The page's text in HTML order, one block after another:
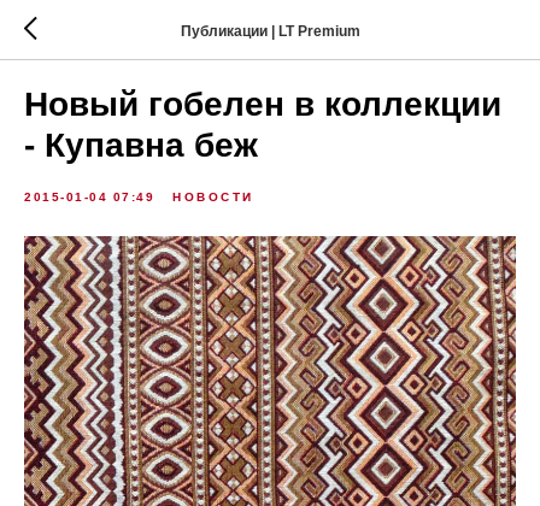
Публикации | LT Premium
Новый гобелен в коллекции
- Купавна беж
2015-01-04 07:49 НОВОСТИ